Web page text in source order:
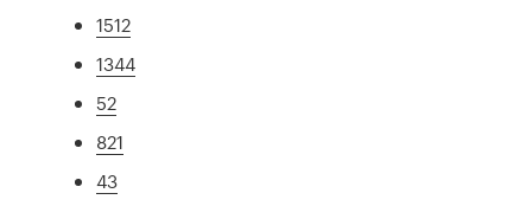
1512
1344
52
821
43